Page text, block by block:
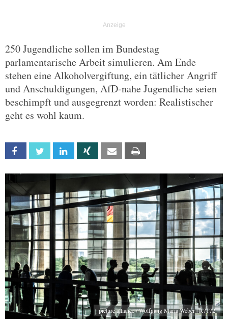
250 Jugendliche sollen im Bundestag
parlamentarische Arbeit simulieren. Am Ende
stehen eine Alkoholvergiftung, ein tätlicher Angriff
und Anschuldigungen, AfD-nahe Jugendliche seien
beschimpft und ausgegrenzt worden: Realistischer
geht es wohl kaum.
Facebook Twitter Linkedin Xing Email
picture alliance / Wolfgang Maria Weber | R7172